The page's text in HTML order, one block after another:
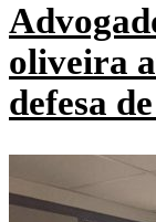
oliveira
defesa